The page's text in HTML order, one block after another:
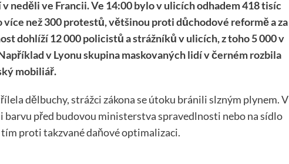
neděli ve Francii. Ve 14:00 bylo v ulicích odhadem 418 tisíc
než 300 protestů, většinou proti důchodové reformě a za
dohlíží 12 000 policistů a strážníků v ulicích, z toho 5 000 v
v Lyonu skupina maskovaných lidí v černém rozbila
mobiliář.
dělbuchy, strážci zákona se útoku bránili slzným plynem. V
před budovou ministerstva spravedlnosti nebo na sídlo
proti takzvané daňové optimalizaci.